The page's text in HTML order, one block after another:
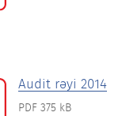
Audit rəyi 2014
PDF 375 kB